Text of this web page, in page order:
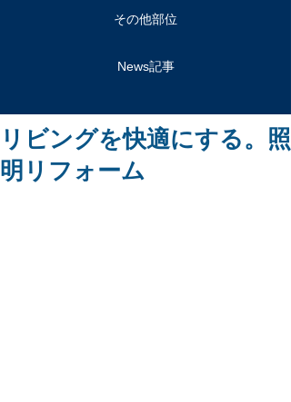
その他部位
News記事
リビングを快適にする。照
明リフォーム